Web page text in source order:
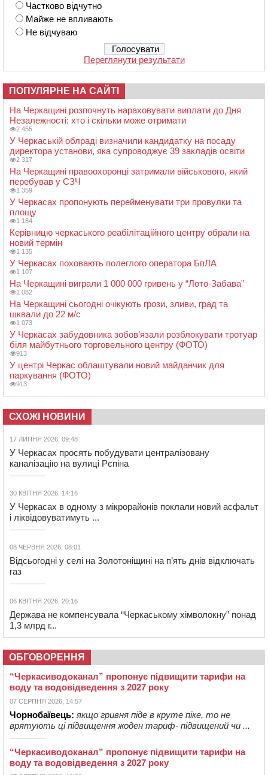
Частково відчутно
Майже не впливають
Не відчуваю
Переглянути результати
ПОПУЛЯРНЕ НА САЙТІ
На Черкащині розпочнуть нараховувати виплати до Дня
Незалежності: хто і скільки може отримати
2 455
У Черкаській облраді визначили кандидатку на посаду
директора установи, яка супроводжує 39 закладів освіти
2 317
На Черкащині правоохоронці затримали військового, який
перебував у СЗЧ
1 359
У Черкасах пропонують перейменувати три провулки та
площу
1 184
Керівницю черкаського реабілітаційного центру обрали на
новий термін
1 135
У Черкасах поховають полеглого оператора БпЛА
1 107
На Черкащині виграли 1 000 000 гривень у “Лото-Забава”
1 082
На Черкащині сьогодні очікують грози, зливи, град та
шквали до 22 м/с
1 073
У Черкасах забудовника зобов’язали розблокувати тротуар
біля майбутнього торговельного центру (ФОТО)
913
У центрі Черкас облаштували новий майданчик для
паркування (ФОТО)
913
СХОЖІ НОВИНИ
17 ЛИПНЯ 2026, 09:48
У Черкасах просять побудувати централізовану
каналізацію на вулиці Рєпіна
30 КВІТНЯ 2026, 14:16
У Черкасах в одному з мікрорайонів поклали новий асфальт
і ліквідовуватимуть ...
08 ЧЕРВНЯ 2026, 08:01
Відсьогодні у селі на Золотоніщині на п’ять днів відключать
газ
06 КВІТНЯ 2026, 20:16
Держава не компенсувала “Черкаському хімволокну” понад
1,3 млрд г...
ОБГОВОРЕННЯ
“Черкасиводоканал” пропонує підвищити тарифи на
воду та водовідведення з 2027 року
07 СЕРПНЯ 2026, 14:57
Чорнобаївець: якщо гривня піде в круте піке, то не
врятують ці підвищення жоден тариф- підвищений чи ...
“Черкасиводоканал” пропонує підвищити тарифи на
воду та водовідведення з 2027 року